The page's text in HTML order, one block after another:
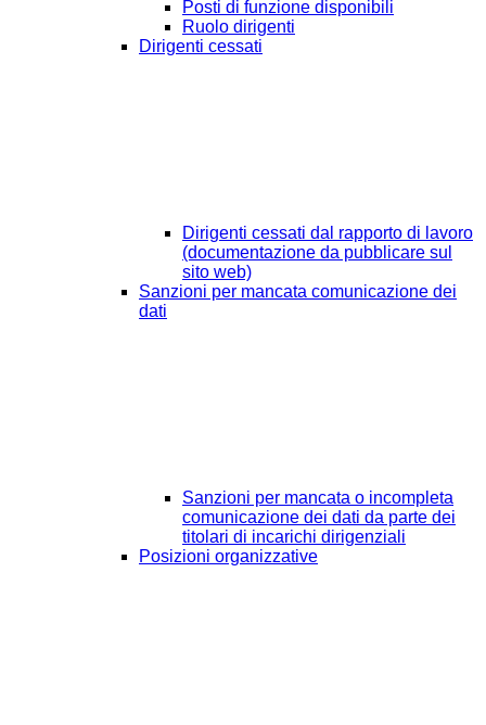
Posti di funzione disponibili
Ruolo dirigenti
Dirigenti cessati
Dirigenti cessati dal rapporto di lavoro
(documentazione da pubblicare sul
sito web)
Sanzioni per mancata comunicazione dei
dati
Sanzioni per mancata o incompleta
comunicazione dei dati da parte dei
titolari di incarichi dirigenziali
Posizioni organizzative